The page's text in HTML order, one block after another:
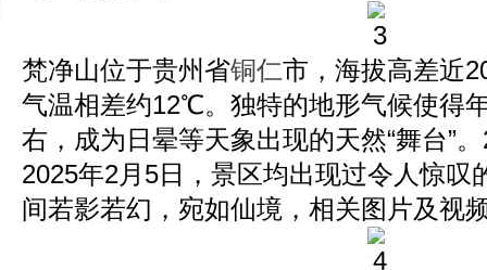
梵净山位于贵州省铜仁市，海拔高差近
气温相差约12℃。独特的地形气候使得
右，成为日晕等天象出现的天然“舞台”
2025年2月5日，景区均出现过令人惊叹
间若影若幻，宛如仙境，相关图片及视